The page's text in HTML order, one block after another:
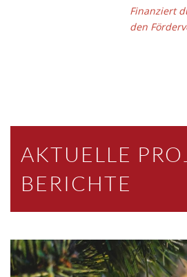
Finanziert
den
AKTUELLE
BERICHTE